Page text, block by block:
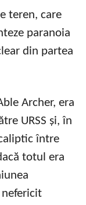
teren, care
paranoia
din partea
Archer, era
URSS și, în
între
totul era